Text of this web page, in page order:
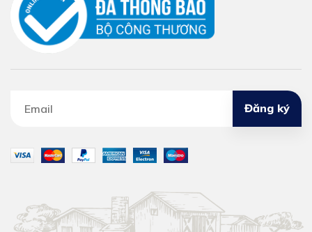
Đăng ký